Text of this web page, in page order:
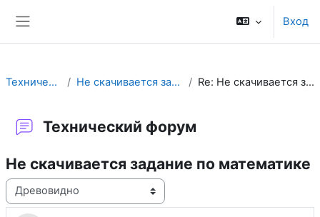
Вход
Технический форум Не скачивается задание по математике Re: Не скачивается задание по математике
Технический форум
Не скачивается задание по математике
Режим отображения